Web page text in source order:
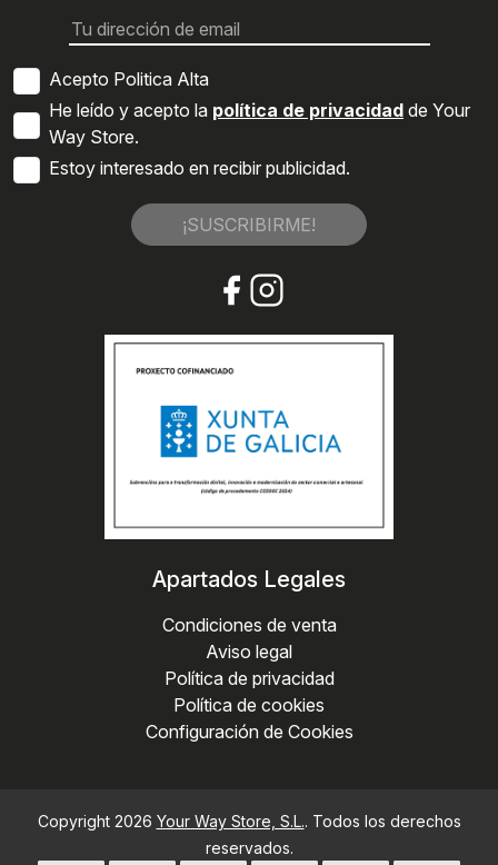
Acepto Politica Alta
He leído y acepto la política de privacidad de Your
Way Store.
Estoy interesado en recibir publicidad.
¡SUSCRIBIRME!
Apartados Legales
Condiciones de venta
Aviso legal
Política de privacidad
Política de cookies
Configuración de Cookies
Copyright 2026 Your Way Store, S.L.. Todos los derechos
reservados.